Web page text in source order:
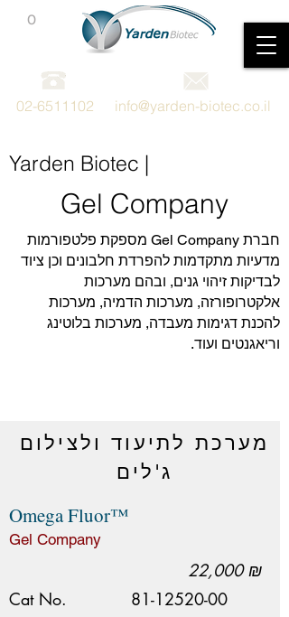
02-6511102 info@yarden-biotec.co.il
0
Yarden Biotec |
Gel Company
חברת Gel Company מספקת פלטפורמות
מדעיות מתקדמות להפרדת חלבונים וכן ציוד
לבדיקות זיהוי גנים, ובהם מערכות
אלקטרופורזה, מערכות הדמיה, מערכות
להכנת דגימות מעבדה, מערכות בלוטינג
וריאגנטים ועוד.
מערכת לתיעוד ולצילום
ג'לים
Omega Fluor™
Gel Company
22,000 ₪
Cat No.
81-12520-00